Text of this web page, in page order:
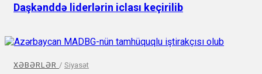
Daşkənddə liderlərin iclası keçirilib
XƏBƏRLƏR / Siyasət